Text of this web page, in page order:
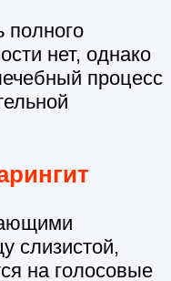
полного
нет, однако
процесс
слизистой,
на голосовые